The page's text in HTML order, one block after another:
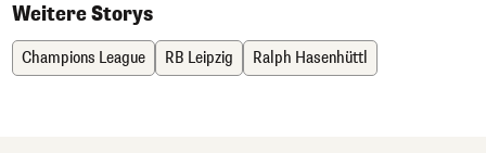
Weitere Storys
Champions League RB Leipzig Ralph Hasenhüttl